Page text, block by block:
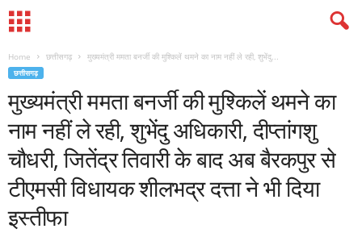
Home छत्तीसगढ़ मुख्यमंत्री ममता बनर्जी की मुश्किलें थमने का नाम नहीं ले रही, शुभेंदु...
छत्तीसगढ़
मुख्यमंत्री ममता बनर्जी की मुश्किलें थमने का
नाम नहीं ले रही, शुभेंदु अधिकारी, दीप्तांगशु
चौधरी, जितेंद्र तिवारी के बाद अब बैरकपुर से
टीएमसी विधायक शीलभद्र दत्ता ने भी दिया
इस्तीफा